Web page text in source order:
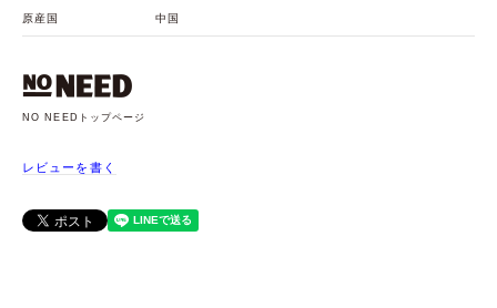
原産国 中国
NO NEEDトップページ
レビューを書く